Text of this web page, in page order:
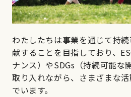
わたしたちは事業を通じて持
献することを目指しており、
ナンス）やSDGs（持続可能な
取り入れながら、さまざまな
でいます。